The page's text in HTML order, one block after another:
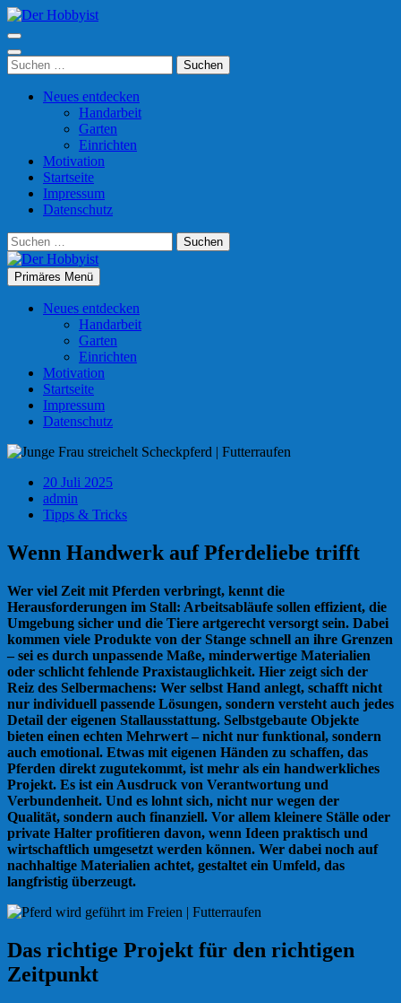
Zum
Inhalt
springen
(Enter
drücken)
Suchen
nach:
Neues entdecken
Handarbeit
Garten
Einrichten
Motivation
Startseite
Impressum
Datenschutz
Suchen
nach:
Der Hobbyist
Was man mit Freizeit so anfangen kann
Primäres Menü
Neues entdecken
Handarbeit
Garten
Einrichten
Motivation
Startseite
Impressum
Datenschutz
20 Juli 2025
admin
Tipps & Tricks
Wenn Handwerk auf Pferdeliebe trifft
Wer viel Zeit mit Pferden verbringt, kennt die
Herausforderungen im Stall: Arbeitsabläufe sollen effizient, die
Umgebung sicher und die Tiere artgerecht versorgt sein. Dabei
kommen viele Produkte von der Stange schnell an ihre Grenzen
– sei es durch unpassende Maße, minderwertige Materialien
oder schlicht fehlende Praxistauglichkeit. Hier zeigt sich der
Reiz des Selbermachens: Wer selbst Hand anlegt, schafft nicht
nur individuell passende Lösungen, sondern versteht auch jedes
Detail der eigenen Stallausstattung. Selbstgebaute Objekte
bieten einen echten Mehrwert – nicht nur funktional, sondern
auch emotional. Etwas mit eigenen Händen zu schaffen, das
Pferden direkt zugutekommt, ist mehr als ein handwerkliches
Projekt. Es ist ein Ausdruck von Verantwortung und
Verbundenheit. Und es lohnt sich, nicht nur wegen der
Qualität, sondern auch finanziell. Vor allem kleinere Ställe oder
private Halter profitieren davon, wenn Ideen praktisch und
wirtschaftlich umgesetzt werden können. Wer dabei noch auf
nachhaltige Materialien achtet, gestaltet ein Umfeld, das
langfristig überzeugt.
Das richtige Projekt für den richtigen
Zeitpunkt